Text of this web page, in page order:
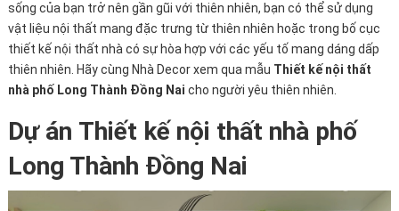
sống của bạn trở nên gần gũi với thiên nhiên, bạn có thể sử dụng
vật liệu nội thất mang đặc trưng từ thiên nhiên hoặc trong bố cục
thiết kế nội thất nhà có sự hòa hợp với các yếu tố mang dáng dấp
thiên nhiên. Hãy cùng Nhà Decor xem qua mẫu Thiết kế nội thất
nhà phố Long Thành Đồng Nai cho người yêu thiên nhiên.
Dự án Thiết kế nội thất nhà phố
Long Thành Đồng Nai